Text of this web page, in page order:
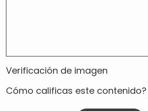
Verificación de imagen
Cómo calificas este contenido?